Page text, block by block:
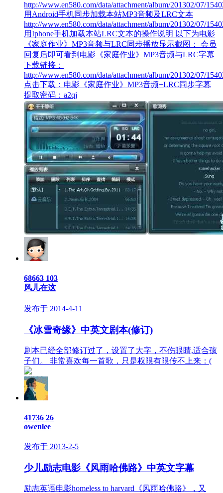
http://www.en580.com/data/attachment/album/201302/07/
用Android手机同步加载本站MP3音频及LRC文本
http://www.en580.com/data/attachment/album/201302/07/
用Iphone手机加载本站LRC文本的操作说明 以下为电影
《家庭作业》MP3音频与LRC同步播放显示截图： 会员
回复后即可看到电影《家庭作业》MP3音频与LRC字幕
下载链接：
http://www.en580.com/data/attachment/album/201302/07/
点击下载：电影《家庭作业》MP3音频+LRC同步字幕
提取密码：a2qj
68663 103
风儿在这
发布于 2014-4-11
《冰雪奇缘》中英文剧本(修订)
剧本已经全部修订过了，设置了大字，不伤眼睛,适合孩
子们。 非常喜欢每一首歌，只是权限有限传不上来：(
41736 26
owenlee
发布于 2013-2-5
少儿励志电影《风雨哈佛路》中英文字幕
励志英语电影homeless to harvard《风雨哈佛路》，又